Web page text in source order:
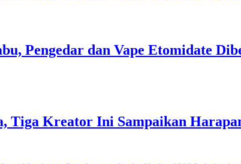
Pengedar dan Vape Etomidate
Tiga Kreator Ini Sampaikan